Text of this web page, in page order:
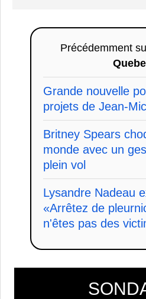
Précédemment
Grande nouvelle
projets de Jean-
Britney Spears
monde avec un
plein vol
Lysandre Nadeau
«Arrêtez de
n'êtes pas des